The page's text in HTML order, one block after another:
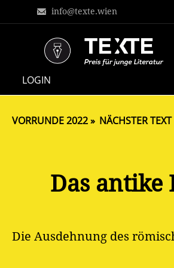
info@texte.wien
LOGIN
Das antike
Die Ausdehnung des
VORRUNDE 2022 NÄCHSTER TEXT